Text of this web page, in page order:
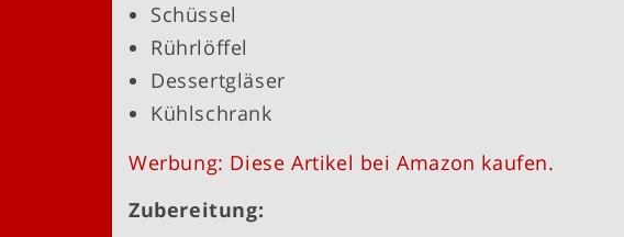
Schüssel
Rührlöffel
Dessertgläser
Kühlschrank
Werbung: Diese Artikel bei Amazon kaufen.
Zubereitung: